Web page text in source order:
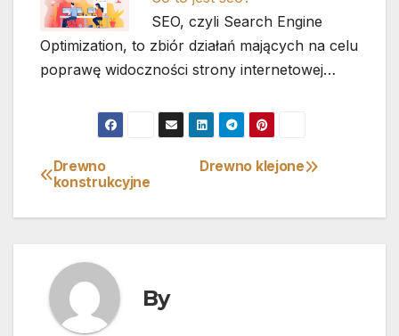
SEO, czyli Search Engine
Optimization, to zbiór działań mających na celu
poprawę widoczności strony internetowej…
Nawigacja
wpisu
Drewno klejone
Drewno
konstrukcyjne
By